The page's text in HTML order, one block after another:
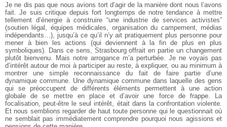
Je ne dis pas que nous avions tort d’agir de la manière dont nous l’avons
fait. Je suis critique depuis fort longtemps de notre tendance à mettre
tellement d’énergie à construire “une industrie de services activistes”
(soutien légal, équipes médicales, organisation du campement, médias
indépendants…), jusqu’à ce qu’il n’y ait pratiquement plus personne pour
mener à bien les actions (qui deviennent à la fin de plus en plus
symboliques). Dans ce sens, Strasbourg offrait en partie un changement
plutôt bienvenu. Mais notre arrogance m’a perturbée. Je ne voyais pas
d’intérêt autour de moi à participer au reste, à expliquer, ou au minimum à
montrer une simple reconnaissance du fait de faire partie d’une
dynamique commune. Une dynamique commune dans laquelle des gens
qui se préoccupent de différents éléments permettent à une action
globale de se mettre en place et d’avoir une force de frappe. La
focalisation, peut-être le seul intérêt, était dans la confrontation violente.
Et nous semblions regarder de haut toute personne qui le questionnait où
ne semblait pas immédiatement comprendre pourquoi nous agissions et